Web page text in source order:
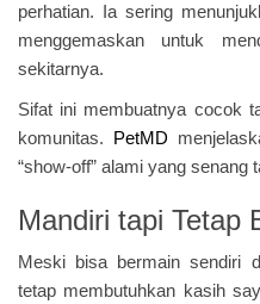
perhatian. Ia sering
menggemaskan untuk
sekitarnya.
Sifat ini membuatnya cocok
komunitas. PetMD
“show-off” alami yang senang
Mandiri tapi Tetap
Meski bisa bermain sendiri
tetap membutuhkan kasih